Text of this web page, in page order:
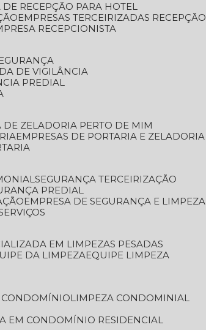
DE RECEPÇÃO PARA HOTEL
EMPRESAS TERCEIRIZADAS RECEPÇÃO
RECEPCIONISTA
DE VIGILÂNCIA
PREDIAL
DE ZELADORIA PERTO DE MIM
EMPRESAS DE PORTARIA E ZELADORIA
SEGURANÇA TERCEIRIZAÇÃO
PREDIAL
EMPRESA DE SEGURANÇA E LIMPEZA
EM LIMPEZAS PESADAS
DA LIMPEZA EQUIPE LIMPEZA
CONDOMÍNIO
LIMPEZA CONDOMINIAL
EM CONDOMÍNIO RESIDENCIAL